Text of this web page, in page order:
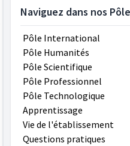
Naviguez dans nos
Pôle International
Pôle Humanités
Pôle Scientifique
Pôle Professionnel
Pôle Technologique
Apprentissage
Vie de l'établissement
Questions pratiques